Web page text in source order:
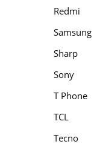
Redmi
Samsung
Sharp
Sony
T Phone
TCL
Tecno